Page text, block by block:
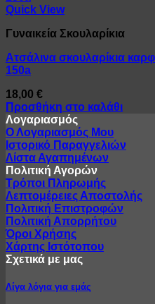
Quick View
Γυναικεία Σκουλαρίκια
Ατσάλινα σκουλαρίκια
150a
18,00 €
Προσθήκη στο καλάθι
Λογαριασμός
Ο Λογαριασμός Μου
Ιστορικό Παραγγελιών
Λίστα Αγαπημένων
Πολιτική Αγορών
Τρόποι Πληρωμής
Λεπτομέρειες Αποστολής
Πολιτική Επιστροφών
Πολιτική Απορρήτου
Όροι Χρήσης
Χάρτης Ιστότοπου
Σχετικά με μας
Λίγα λόγια για εμάς